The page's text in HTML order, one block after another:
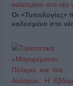
Οι «Τυπολογίες»
καλεσμένο στο